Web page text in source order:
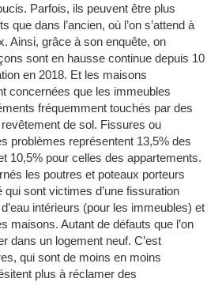
Parfois, ils peuvent être plus
que dans l’ancien, où l’on s’attend à
Ainsi, grâce à son enquête, on
sont en hausse continue depuis 10
en 2018. Et les maisons
concernées que les immeubles
fréquemment touchés par des
de sol. Fissures ou
problèmes représentent 13,5% des
10,5% pour celles des appartements.
les poutres et poteaux porteurs
sont victimes d’une fissuration
intérieurs (pour les immeubles) et
maisons. Autant de défauts que l’on
dans un logement neuf. C’est
qui sont de moins en moins
plus à réclamer des